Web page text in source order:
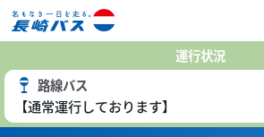
運行状況
路線バス
【通常運行しております】